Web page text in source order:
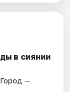
в сиянии
—